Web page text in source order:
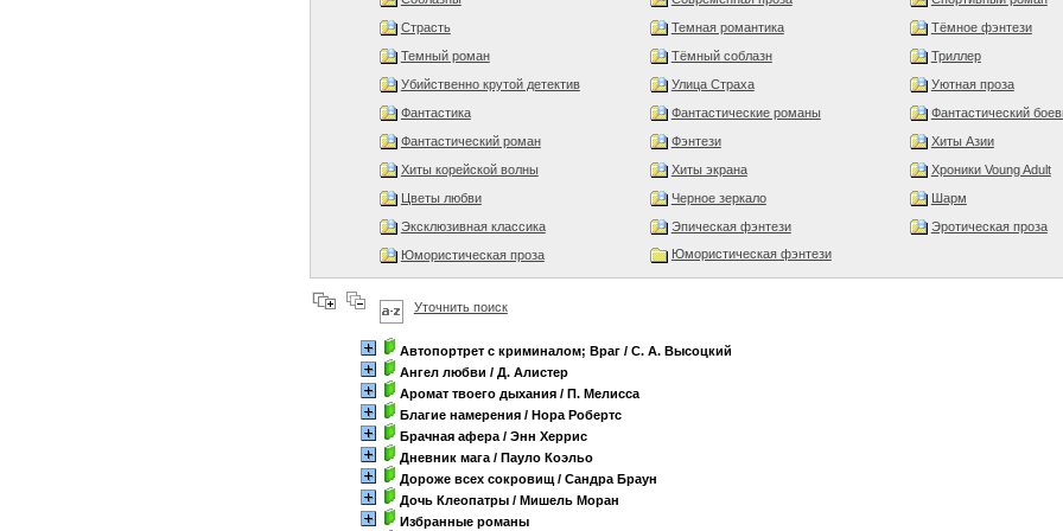
Страсть
Темная романтика
Тёмное фэнтези
Темный роман
Тёмный соблазн
Триллер
Убийственно крутой детектив
Улица Страха
Уютная проза
Фантастика
Фантастические романы
Фантастический
Фантастический роман
Фэнтези
Хиты Азии
Хиты корейской волны
Хиты экрана
Хроники Voung Adult
Цветы любви
Черное зеркало
Шарм
Эксклюзивная классика
Эпическая фэнтези
Эротическая проза
Юмористическая проза
Юмористическая фэнтези
Уточнить поиск
Автопортрет с криминалом; Враг/ С. А. Высоцкий
Ангел любви / Д. Алистер
Аромат твоего дыхания/ П. Мелисса
Благие намерения/ Нора Робертс
Брачная афера/ Энн Херрис
Дневник мага/ Пауло Коэльо
Дороже всех сокровищ/ Сандра Браун
Дочь Клеопатры/ Мишель Моран
Избранные романы